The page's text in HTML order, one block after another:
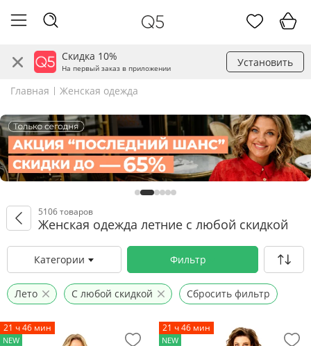
Скидка 10%
На первый заказ в приложении Установить
Главная Женская одежда
5106 товаров
Женская одежда летние с любой скидкой
Категории Фильтр
Лето С любой скидкой Сбросить фильтр
21 ч 46 мин
NEW
21 ч 46 мин
NEW